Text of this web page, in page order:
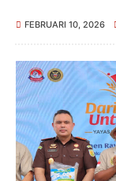
FEBRUARI 10, 2026